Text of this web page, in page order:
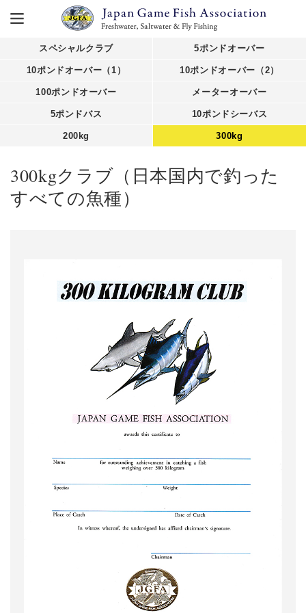
スペシャルクラブ 5ポンドオーバー
10ポンドオーバー（1） 10ポンドオーバー（2）
100ポンドオーバー メーターオーバー
5ポンドバス 10ポンドシーバス
200kg 300kg
300kgクラブ（日本国内で釣った
すべての魚種）